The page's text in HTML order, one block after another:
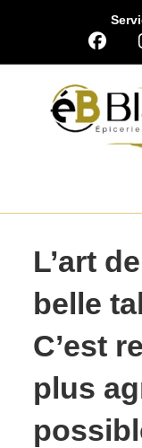
L’art
belle
C’est
plus